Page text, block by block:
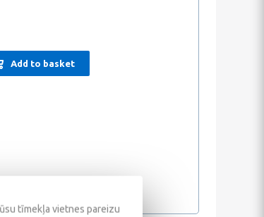
Add to basket
tīmekļa vietnes pareizu